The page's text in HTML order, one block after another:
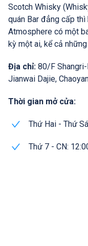
Scotch Whisky
quán Bar đẳng cấp thì
Atmosphere có một
kỳ một ai, kể cả
Địa chỉ: 80/F Shangri-
Jianwai Dajie,
Thời gian mở cửa:
Thứ Hai - Thứ
Thứ 7 - CN: